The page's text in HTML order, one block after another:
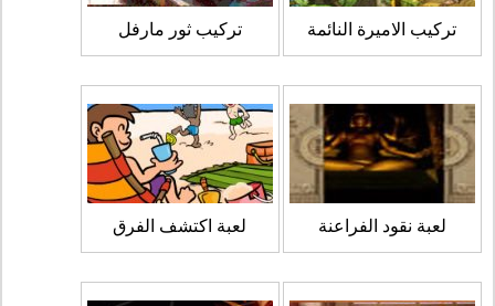
تركيب الاميرة النائمة تركيب ثور مارفل
لعبة نقود الفراعنة لعبة اكتشف الفرق